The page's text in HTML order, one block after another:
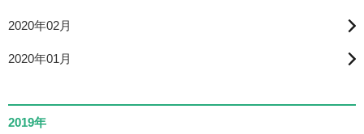
2020年02月
2020年01月
2019年